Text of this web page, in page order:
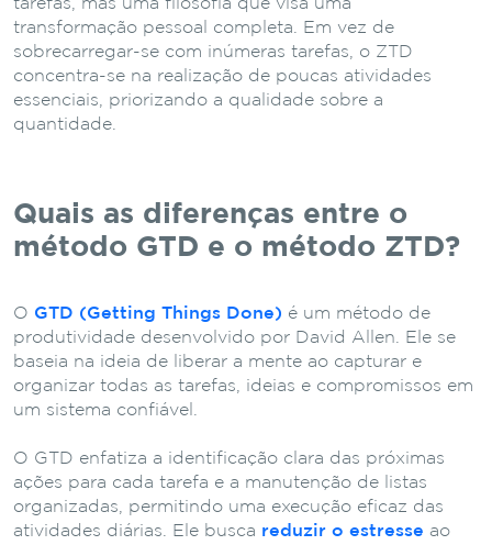
tarefas, mas uma filosofia que visa uma
transformação pessoal completa. Em vez de
sobrecarregar-se com inúmeras tarefas, o ZTD
concentra-se na realização de poucas atividades
essenciais, priorizando a qualidade sobre a
quantidade.
Quais as diferenças entre o
método GTD e o método ZTD?
O GTD (Getting Things Done) é um método de
produtividade desenvolvido por David Allen. Ele se
baseia na ideia de liberar a mente ao capturar e
organizar todas as tarefas, ideias e compromissos em
um sistema confiável.
O GTD enfatiza a identificação clara das próximas
ações para cada tarefa e a manutenção de listas
organizadas, permitindo uma execução eficaz das
atividades diárias. Ele busca reduzir o estresse ao